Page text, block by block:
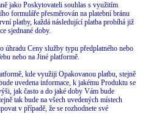
jako Poskytovateli souhlas s využitím
formuláře přesměrován na platební bránu
platby, každá následující platba probíhá již
sjednané doby.
úhradu Ceny služby typu předplatného nebo
nebo na Jiné platformě.
kde využiji Opakovanou platbu, stejně
uvedena informace, k jakému Produktu se
jak často a do jaké doby Vám bude
tak bude na všech uvedených místech
v případě, že se rozhodnete své